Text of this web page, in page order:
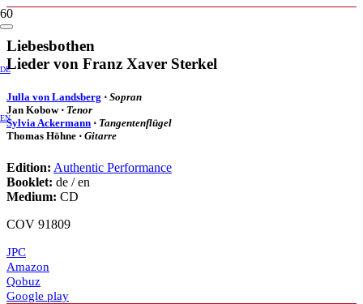
DE
EN
Liebesbothen
Lieder von Franz Xaver Sterkel
Julla von Landsberg ⋅ Sopran
Jan Kobow ⋅ Tenor
Sylvia Ackermann ⋅ Tangentenflügel
Thomas Höhne ⋅ Gitarre
Edition: Authentic Performance
Booklet: de / en
Medium: CD
COV 91809
JPC
Amazon
Qobuz
Google play